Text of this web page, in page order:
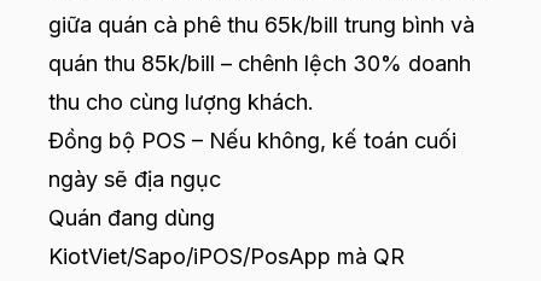
giữa quán cà phê thu 65k/bill trung bình và
quán thu 85k/bill – chênh lệch 30% doanh
thu cho cùng lượng khách.
Đồng bộ POS – Nếu không, kế toán cuối
ngày sẽ địa ngục
Quán đang dùng
KiotViet/Sapo/iPOS/PosApp mà QR